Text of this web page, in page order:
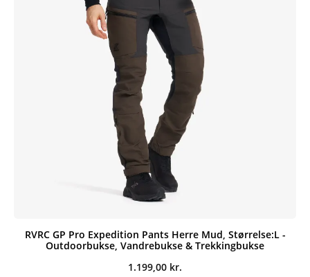
RVRC GP Pro Expedition Pants Herre Mud, Størrelse:L -
Outdoorbukse, Vandrebukse & Trekkingbukse
1.199,00 kr.